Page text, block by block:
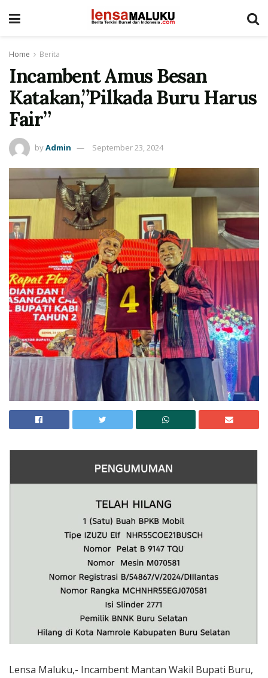
Home Berita
Incambent Amus Besan
Katakan,”Pilkada Buru Harus
Fair”
byAdmin September 23, 2024
Lensa Maluku,- Incambent Mantan Wakil Bupati Buru,